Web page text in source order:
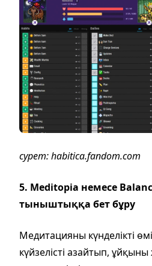
сурет: habitica.fandom.com
5. Meditopia немесе
тыныштыққа бет бұру
Медитацияны күнделікті
күйзелісті азайтып,